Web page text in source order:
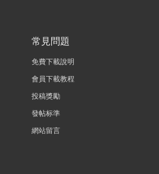
常見問題
免費下載說明
會員下載教程
投稿獎勵
發帖标準
網站留言